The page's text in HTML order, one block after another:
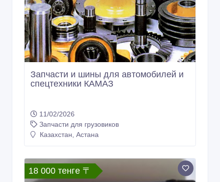
Запчасти и шины для автомобилей и
спецтехники КАМАЗ
11/02/2026
Запчасти для грузовиков
Казахстан, Астана
18 000 тенге 〒